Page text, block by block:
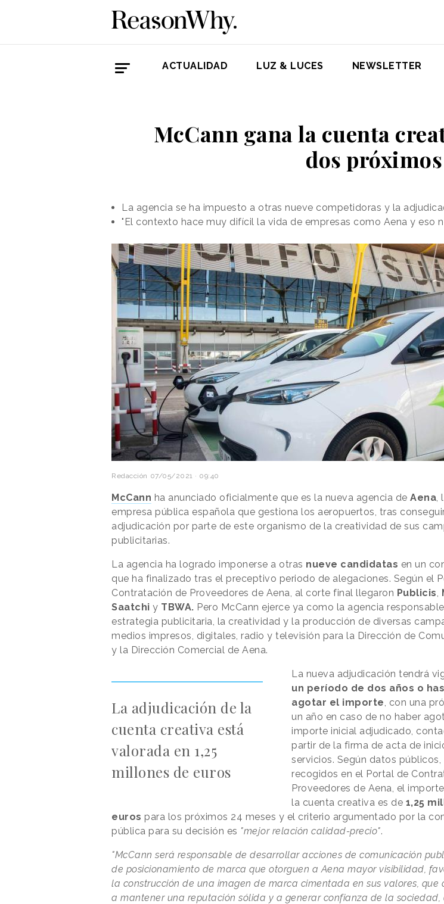
ACTUALIDAD LUZ & LUCES NEWSLETTER
McCann gana la cuenta
dos
La agencia se ha impuesto a otras nueve competidoras y la
"El contexto hace muy difícil la vida de empresas como Aena y eso
Redacción 07/05/2021 · 09:40
McCann ha anunciado oficialmente que es la nueva agencia de Aena
empresa pública española que gestiona los aeropuertos, tras
adjudicación por parte de este organismo de la creatividad de sus
publicitarias.
La agencia ha logrado imponerse a otras nueve candidatas en un
que ha finalizado tras el preceptivo periodo de alegaciones. Según el
Contratación de Proveedores de Aena, al corte final llegaron Publicis
Saatchi y TBWA. Pero McCann ejerce ya como la agencia
estrategia publicitaria, la creatividad y la producción de diversas
medios impresos, digitales, radio y televisión para la Dirección de
y la Dirección Comercial de Aena.
La adjudicación de la
cuenta creativa está
valorada en 1,25
millones de euros
La nueva adjudicación tendrá
un período de dos años o
agotar el importe , con una
un año en caso de no haber
importe inicial adjudicado,
partir de la firma de acta de
servicios. Según datos públicos,
recogidos en el Portal de
Proveedores de Aena, el
la cuenta creativa es de 1,25
euros para los próximos 24 meses y el criterio argumentado por la
pública para su decisión es "mejor relación calidad-precio".
"McCann será responsable de desarrollar acciones de comunicación
de posicionamiento de marca que otorguen a Aena mayor visibilidad,
la construcción de una imagen de marca cimentada en sus valores, que
a mantener una reputación sólida y a generar confianza de la sociedad,